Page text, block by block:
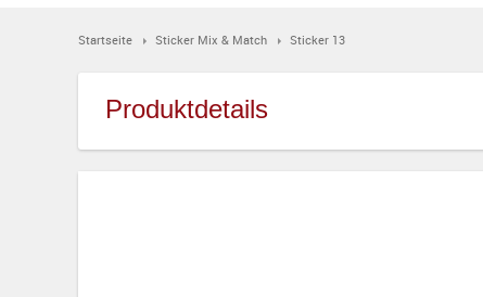
Startseite Sticker Mix & Match Sticker 13
Produktdetails